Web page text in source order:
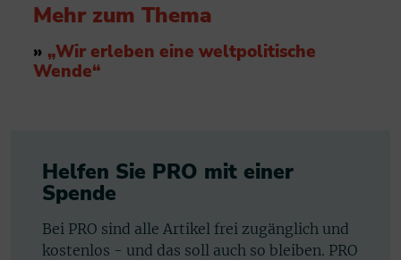
Mehr zum Thema
» „Wir erleben eine weltpolitische
Wende“
Helfen Sie PRO mit einer
Spende
Bei PRO sind alle Artikel frei zugänglich und
kostenlos - und das soll auch so bleiben. PRO